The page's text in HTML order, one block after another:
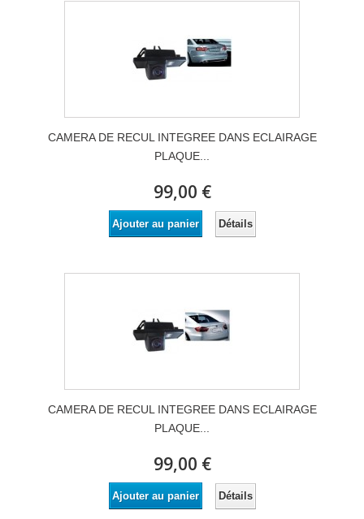
CAMERA DE RECUL INTEGREE DANS ECLAIRAGE
PLAQUE...
99,00 €
Ajouter au panier Détails
CAMERA DE RECUL INTEGREE DANS ECLAIRAGE
PLAQUE...
99,00 €
Ajouter au panier Détails